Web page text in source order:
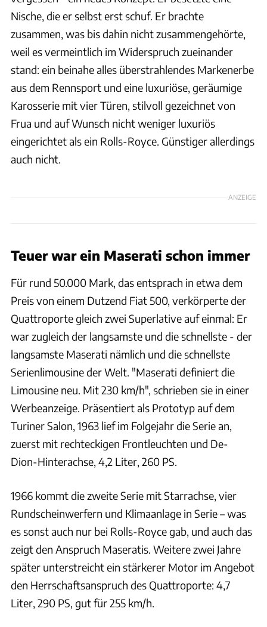
Nische, die er selbst erst schuf. Er brachte
zusammen, was bis dahin nicht zusammengehörte,
weil es vermeintlich im Widerspruch zueinander
stand: ein beinahe alles überstrahlendes Markenerbe
aus dem Rennsport und eine luxuriöse, geräumige
Karosserie mit vier Türen, stilvoll gezeichnet von
Frua und auf Wunsch nicht weniger luxuriös
eingerichtet als ein Rolls-Royce. Günstiger allerdings
auch nicht.
ANZEIGE
Teuer war ein Maserati schon immer
Für rund 50.000 Mark, das entsprach in etwa dem
Preis von einem Dutzend Fiat 500, verkörperte der
Quattroporte gleich zwei Superlative auf einmal: Er
war zugleich der langsamste und die schnellste - der
langsamste Maserati nämlich und die schnellste
Serienlimousine der Welt. "Maserati definiert die
Limousine neu. Mit 230 km/h", schrieben sie in einer
Werbeanzeige. Präsentiert als Prototyp auf dem
Turiner Salon, 1963 lief im Folgejahr die Serie an,
zuerst mit rechteckigen Frontleuchten und De-
Dion-Hinterachse, 4,2 Liter, 260 PS.
1966 kommt die zweite Serie mit Starrachse, vier
Rundscheinwerfern und Klimaanlage in Serie – was
es sonst auch nur bei Rolls-Royce gab, und auch das
zeigt den Anspruch Maseratis. Weitere zwei Jahre
später unterstreicht ein stärkerer Motor im Angebot
den Herrschaftsanspruch des Quattroporte: 4,7
Liter, 290 PS, gut für 255 km/h.